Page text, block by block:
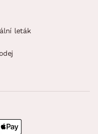
leták